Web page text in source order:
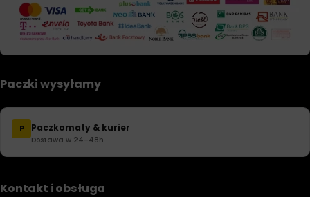
Paczki wysyłamy
P Paczkomaty & kurier
Dostawa w 24–48h
Kontakt i obsługa